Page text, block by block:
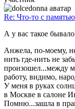
Re: Что-то с
А у вас такое
Анжела, по-моему,
нить где-нить не
произошел...между
работу, видимо,
У меня в руках
в Москве в салоне
Помню...зашла в